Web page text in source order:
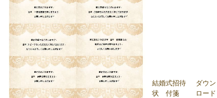
結婚式招待
状 付箋
ダウン
ロード